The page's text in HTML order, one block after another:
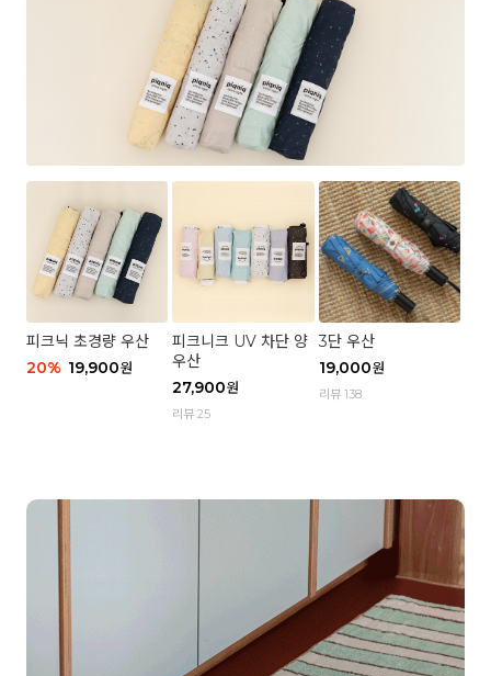
피크닉 초경량 우산
20% 19,900원
피크니크 UV 차단 양
우산
27,900원
리뷰 25
3단 우산
19,000원
리뷰 138